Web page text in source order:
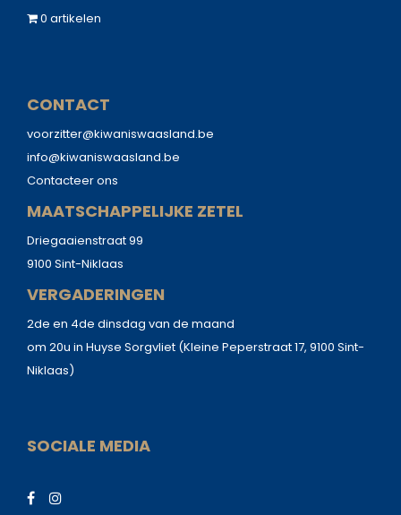
0 artikelen
CONTACT
voorzitter@kiwaniswaasland.be
info@kiwaniswaasland.be
Contacteer ons
MAATSCHAPPELIJKE ZETEL
Driegaaienstraat 99
9100 Sint-Niklaas
VERGADERINGEN
2de en 4de dinsdag van de maand
om 20u in Huyse Sorgvliet (Kleine Peperstraat 17, 9100 Sint-
Niklaas)
SOCIALE MEDIA